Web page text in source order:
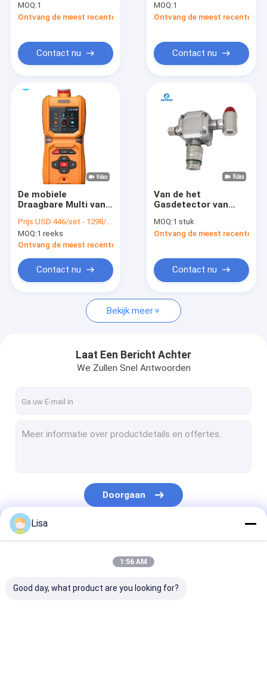
Producten
Ongeveer ons
Fabrieksreis
Kwaliteitscontrole
Verzoek om een Citaat
Draagbare Multigasdetector
Draagbare Enige Gasdetector
vaste gasdetector
rookgasanalysator
De Detector van het lasermethaan
Online Infrarode Syngas-Analysator
De open Detector van het Weg Infrarode Gas
MOQ:1
Ontvang de meest recente Prijs
Contact nu
MS104K-L
MOQ:1
Ontvang de meest recente
Contact nu
De mobiele
Draagbare Multi van
van de Gasdetector
Monitor IP67 met de
Vrije
Prijs:USD 446/set - 1298/set
MOQ:1 reeks
Ontvang de meest recente Prijs
Contact nu
Van de het
Gasdetector van
de Enige Vaste
Lekkage van de
MOQ:1 stuk
Ontvang de meest recente
Contact nu
Bekijk meer
Laat Een Bericht Achter
We Zullen Snel Antwoorden
Doorgaan
Onze Categorieën
Lisa
1:56 AM
Good day, what product are you looking for?